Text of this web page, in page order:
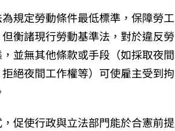
規定勞動條件最低標準，保障勞工
衡諸現行勞動基準法，對於違反勞
並無其他條款或手段（如採取夜間
絕夜間工作權等）可使雇主受到拘
促使行政與立法部門能於合憲前提